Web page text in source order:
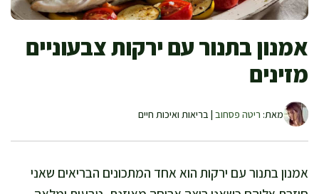
אמנון בתנור עם ירקות צבעוניים
מזינים
מאת: ריטה פסחוב | בריאות ואיכות חיים
אמנון בתנור עם ירקות הוא אחד המתכונים הבריאים שאני